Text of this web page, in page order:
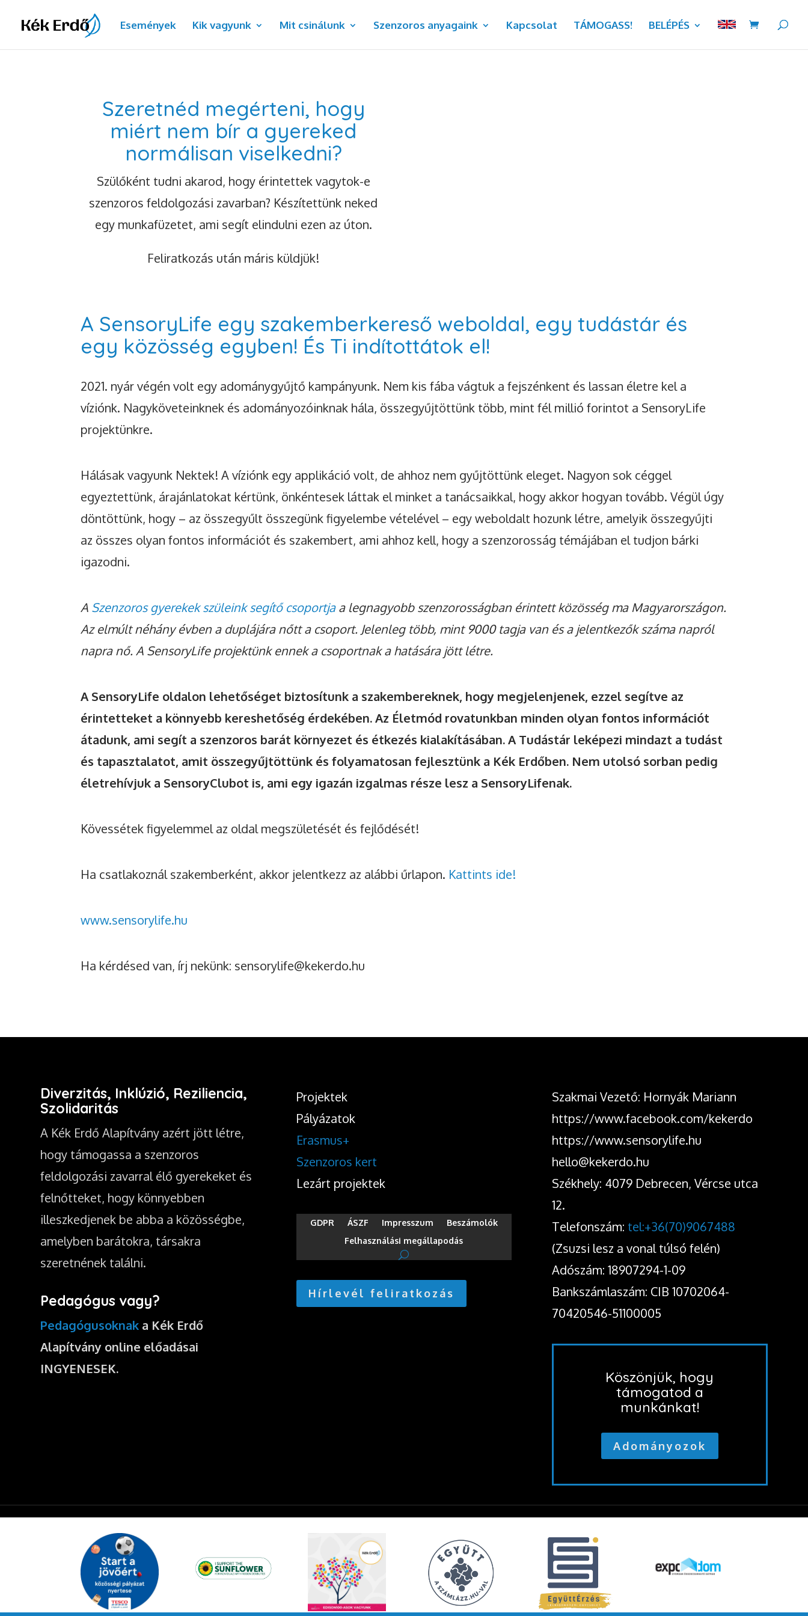
Események Kik vagyunk Mit csinálunk Szenzoros anyagaink Kapcsolat TÁMOGASS! BELÉPÉS
Szeretnéd megérteni, hogy
miért nem bír a gyereked
normálisan viselkedni?
Szülőként tudni akarod, hogy érintettek vagytok-e
szenzoros feldolgozási zavarban? Készítettünk neked
egy munkafüzetet, ami segít elindulni ezen az úton.
Feliratkozás után máris küldjük!
A SensoryLife egy szakemberkereső weboldal, egy tudástár és
egy közösség egyben! És Ti indítottátok el!
2021. nyár végén volt egy adománygyűjtő kampányunk. Nem kis fába vágtuk a fejszénkent és lassan életre kel a
víziónk. Nagyköveteinknek és adományozóinknak hála, összegyűjtöttünk több, mint fél millió forintot a SensoryLife
projektünkre.
Hálásak vagyunk Nektek! A víziónk egy applikáció volt, de ahhoz nem gyűjtöttünk eleget. Nagyon sok céggel
egyeztettünk, árajánlatokat kértünk, önkéntesek láttak el minket a tanácsaikkal, hogy akkor hogyan tovább. Végül úgy
döntöttünk, hogy – az összegyűlt összegünk figyelembe vételével – egy weboldalt hozunk létre, amelyik összegyűjti
az összes olyan fontos információt és szakembert, ami ahhoz kell, hogy a szenzorosság témájában el tudjon bárki
igazodni.
A Szenzoros gyerekek szüleink segítő csoportjaa legnagyobb szenzorosságban érintett közösség ma Magyarországon.
Az elmúlt néhány évben a duplájára nőtt a csoport. Jelenleg több, mint 9000 tagja van és a jelentkezők száma napról
napra nő.A SensoryLife projektünk ennek a csoportnak a hatására jött létre.
A SensoryLife oldalon lehetőséget biztosítunk a szakembereknek, hogy megjelenjenek, ezzel segítve az
érintetteket a könnyebb kereshetőség érdekében. Az Életmód rovatunkban minden olyan fontos információt
átadunk, ami segít a szenzoros barát környezet és étkezés kialakításában. A Tudástár leképezi mindazt a tudást
és tapasztalatot, amit összegyűjtöttünk és folyamatosan fejlesztünk a Kék Erdőben. Nem utolsó sorban pedig
életrehívjuk a SensoryClubot is, ami egy igazán izgalmas része lesz a SensoryLifenak.
Kövessétek figyelemmel az oldal megszületését és fejlődését!
Ha csatlakoznál szakemberként, akkor jelentkezz az alábbi űrlapon. Kattints ide!
www.sensorylife.hu
Ha kérdésed van, írj nekünk: sensorylife@kekerdo.hu
Diverzitás, Inklúzió, Reziliencia,
Szolidaritás
A Kék Erdő Alapítvány azért jött létre,
hogy támogassa a szenzoros
feldolgozási zavarral élő gyerekeket és
felnőtteket, hogy könnyebben
illeszkedjenek be abba a közösségbe,
amelyben barátokra, társakra
szeretnének találni.
Pedagógus vagy?
Pedagógusoknak a Kék Erdő
Alapítvány online előadásai
INGYENESEK.
Projektek
Pályázatok
Erasmus+
Szenzoros kert
Lezárt projektek
GDPR ÁSZF Impresszum
Beszámolók
Felhasználási megállapodás
Hírlevél feliratkozás
Szakmai Vezető: Hornyák Mariann
https://www.facebook.com/kekerdo
https://www.sensorylife.hu
hello@kekerdo.hu
Székhely: 4079 Debrecen, Vércse utca
12.
Telefonszám: tel:+36(70)9067488
(Zsuzsi lesz a vonal túlsó felén)
Adószám: 18907294-1-09
Bankszámlaszám: CIB 10702064-
70420546-51100005
Köszönjük, hogy
támogatod a
munkánkat!
Adományozok